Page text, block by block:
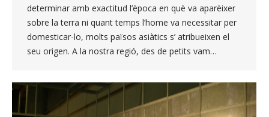
determinar amb exactitud l’època en què va aparèixer
sobre la terra ni quant temps l’home va necessitar per
domesticar-lo, molts països asiàtics s’ atribueixen el
seu origen. A la nostra regió, des de petits vam…